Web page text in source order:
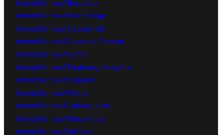
Immobilier neuf Bordeaux
Immobilier neuf Borderouge
Immobilier neuf Casselardit
Immobilier neuf Castanet Tolosan
Immobilier neuf Cenon
Immobilier neuf Faubourg Malepère
Immobilier neuf Empalot
Immobilier neuf Floirac
Immobilier neuf Lafourguette
Immobilier neuf Messanges
Immobilier neuf Mimizan